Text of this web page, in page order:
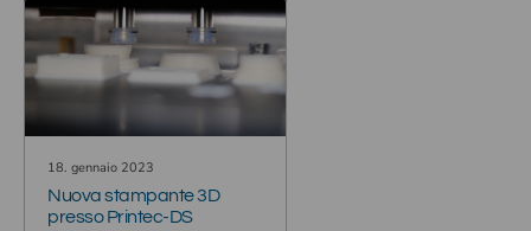
18. gennaio 2023
Nuova stampante 3D
presso Printec-DS